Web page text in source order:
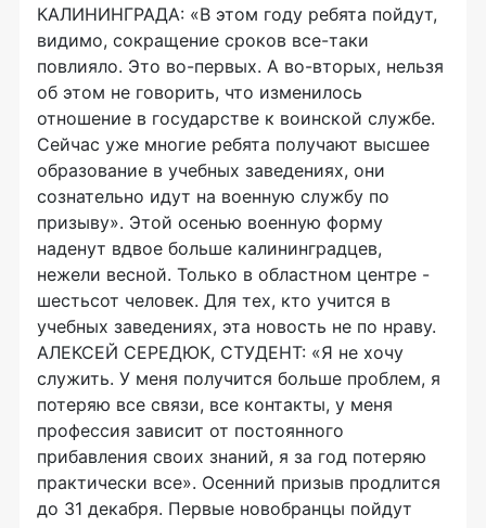
КАЛИНИНГРАДА: «В этом году ребята пойдут,
видимо, сокращение сроков все-таки
повлияло. Это во-первых. А во-вторых, нельзя
об этом не говорить, что изменилось
отношение в государстве к воинской службе.
Сейчас уже многие ребята получают высшее
образование в учебных заведениях, они
сознательно идут на военную службу по
призыву». Этой осенью военную форму
наденут вдвое больше калининградцев,
нежели весной. Только в областном центре -
шестьсот человек. Для тех, кто учится в
учебных заведениях, эта новость не по нраву.
АЛЕКСЕЙ СЕРЕДЮК, СТУДЕНТ: «Я не хочу
служить. У меня получится больше проблем, я
потеряю все связи, все контакты, у меня
профессия зависит от постоянного
прибавления своих знаний, я за год потеряю
практически все». Осенний призыв продлится
до 31 декабря. Первые новобранцы пойдут